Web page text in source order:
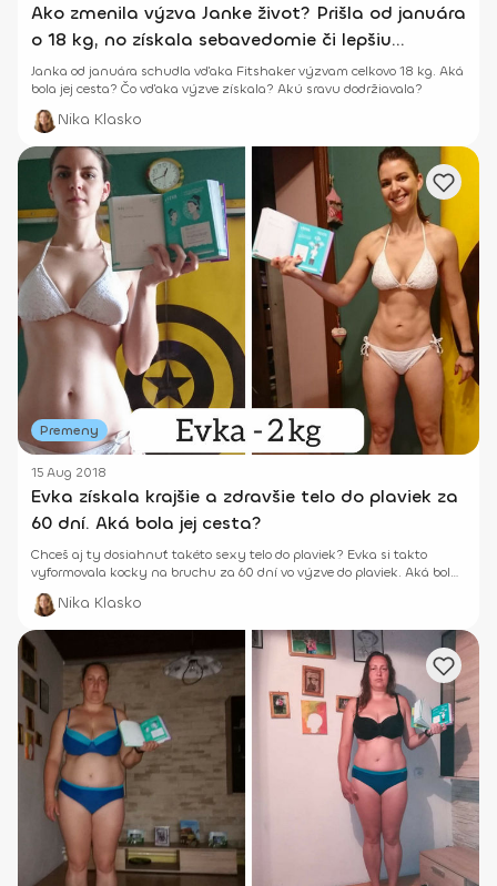
Ako zmenila výzva Janke život? Prišla od januára
o 18 kg, no získala sebavedomie či lepšiu
kondičku
Janka od januára schudla vďaka Fitshaker výzvam celkovo 18 kg. Aká
bola jej cesta? Čo vďaka výzve získala? Akú sravu dodržiavala?
Nika Klasko
Premeny
15 Aug 2018
Evka získala krajšie a zdravšie telo do plaviek za
60 dní. Aká bola jej cesta?
Chceš aj ty dosiahnuť takéto sexy telo do plaviek? Evka si takto
vyformovala kocky na bruchu za 60 dní vo výzve do plaviek. Aká bola
jej premena?
Nika Klasko